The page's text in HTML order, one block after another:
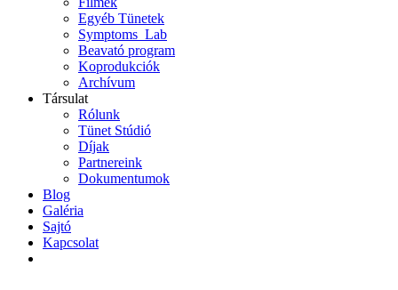
Egyéb Tünetek
Symptoms_Lab
Beavató program
Koprodukciók
Archívum
Társulat
Rólunk
Tünet Stúdió
Díjak
Partnereink
Dokumentumok
Blog
Galéria
Sajtó
Kapcsolat